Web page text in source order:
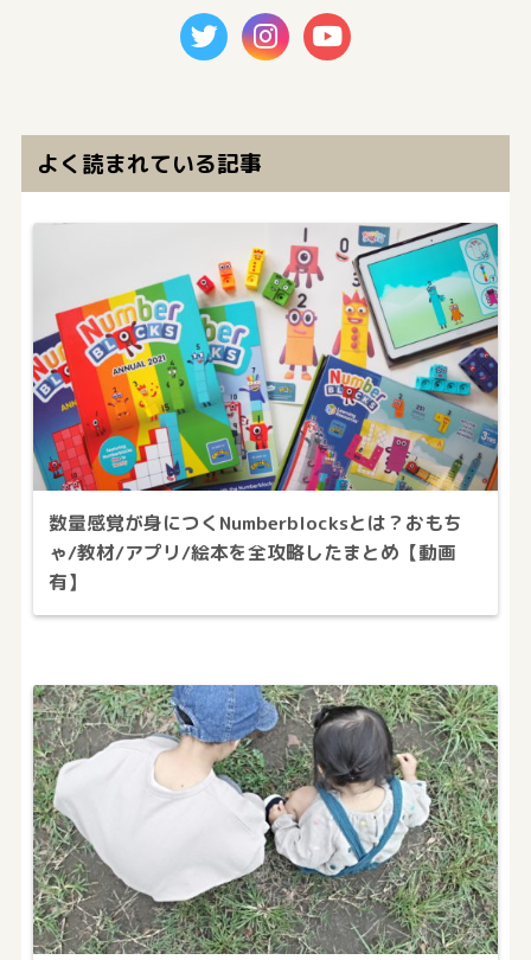
よく読まれている記事
数量感覚が身につくNumberblocksとは？おもち
ゃ/教材/アプリ/絵本を全攻略したまとめ【動画
有】